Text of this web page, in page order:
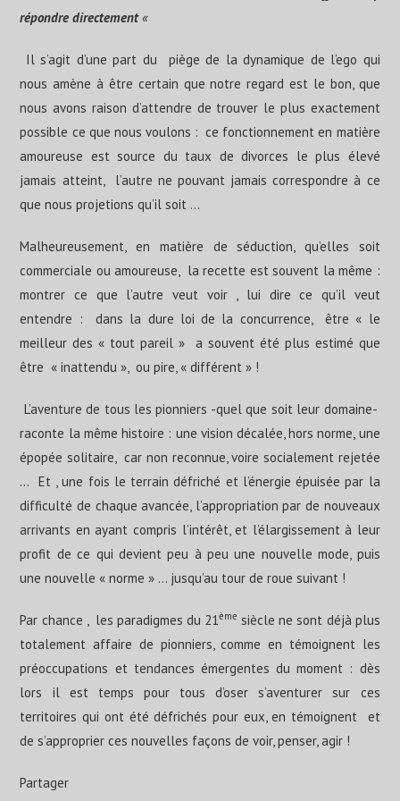
répondre directement«
Il s’agit d’une part du piège de la dynamique de l’ego qui
nous amène à être certain que notre regard est le bon, que
nous avons raison d’attendre de trouver le plus exactement
possible ce que nous voulons : ce fonctionnement en matière
amoureuse est source du taux de divorces le plus élevé
jamais atteint, l’autre ne pouvant jamais correspondre à ce
que nous projetions qu’il soit …
Malheureusement, en matière de séduction, qu’elles soit
commerciale ou amoureuse, la recette est souvent la même :
montrer ce que l’autre veut voir , lui dire ce qu’il veut
entendre : dans la dure loi de la concurrence, être « le
meilleur des « tout pareil » a souvent été plus estimé que
être « inattendu », ou pire, « différent » !
L’aventure de tous les pionniers -quel que soit leur domaine-
raconte la même histoire : une vision décalée, hors norme, une
épopée solitaire, car non reconnue, voire socialement rejetée
… Et , une fois le terrain défriché et l’énergie épuisée par la
difficulté de chaque avancée, l’appropriation par de nouveaux
arrivants en ayant compris l’intérêt, et l’élargissement à leur
profit de ce qui devient peu à peu une nouvelle mode, puis
une nouvelle « norme » … jusqu’au tour de roue suivant !
Par chance , les paradigmes du 21ème siècle ne sont déjà plus
totalement affaire de pionniers, comme en témoignent les
préoccupations et tendances émergentes du moment : dès
lors il est temps pour tous d’oser s’aventurer sur ces
territoires qui ont été défrichés pour eux, en témoignent et
de s’approprier ces nouvelles façons de voir, penser, agir !
Partager